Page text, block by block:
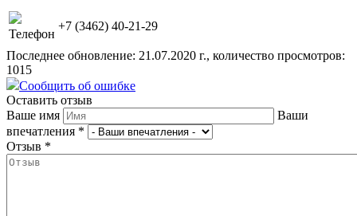
Телефон
+7 (3462) 40-21-29
Последнее обновление: 21.07.2020 г., количество просмотров:
1015
Сообщить об ошибке
Оставить отзыв
Ваше имя
Ваши
впечатления *
Отзыв *